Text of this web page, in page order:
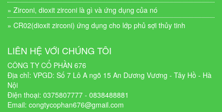
» Zirconi, dioxit zirconi là gì và ứng dụng của nó
» CR02(dioxit zirconi) ứng dụng cho lớp phủ sợi thủy tinh
LIÊN HỆ VỚI CHÚNG TÔI
CÔNG TY CỔ PHẦN 676
Địa chỉ: VPGD: Số 7 Lô A ngõ 15 An Dương Vương - Tây Hồ - Hà
Nội
Điện thoại: 0375807777 - 0838488881
Email: congtycophan676@gmail.com